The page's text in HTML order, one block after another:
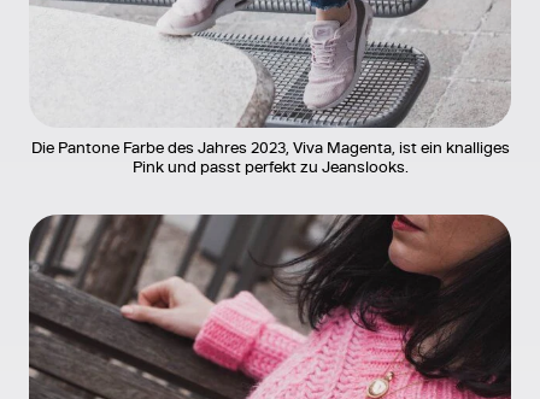
Die Pantone Farbe des Jahres 2023, Viva Magenta, ist ein knalliges
Pink und passt perfekt zu Jeanslooks.